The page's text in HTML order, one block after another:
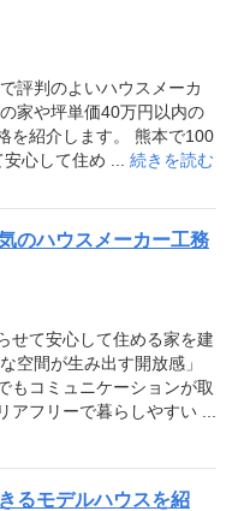
評判のよいハウスメーカ
家や坪単価40万円以内の
を紹介します。 熊本で100
心して住め ... 続きを読む
のハウスメーカー工務
せて安心して住める家を建
空間が生み出す開放感」
もコミュニケーションが取
アフリーで暮らしやすい ...
るモデルハウスを紹